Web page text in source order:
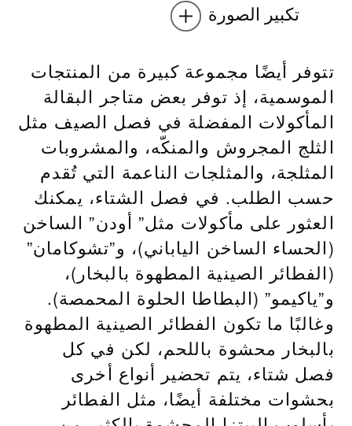
تكبير الصورة
تتوفر أيضًا مجموعة كبيرة من المنتجات
الموسمية، إذ توفر بعض متاجر البقالة
المأكولات المفضلة في فصل الصيف مثل
الثلج المجروش والمنكّه، والمشروبات
المثلجة، والمثلجات الناعمة التي تُقدم
حسب الطلب. في فصل الشتاء، يمكنك
العثور على مأكولات مثل” أودن” الساخن
(الحساء الساخن الياباني)، و”تشوكامان”
(الفطائر الصينية المطهوة بالبخار)،
و”ياكيمو” (البطاطا الحلوة المحمصة).
وغالبًا ما تكون الفطائر الصينية المطهوة
بالبخار محشوة باللحم، لكن في كل
فصل شتاء، يتم تحضير أنواع أخرى
بحشوات مختلفة أيضًا، مثل الفطائر